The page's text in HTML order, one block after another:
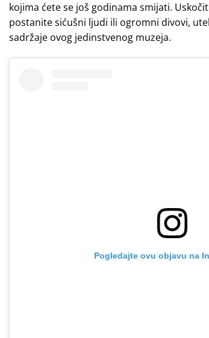
kojima ćete se još godinama smijati.
postanite sićušni ljudi ili ogromni divovi,
sadržaje ovog jedinstvenog muzeja.
Pogledajte ovu objavu na